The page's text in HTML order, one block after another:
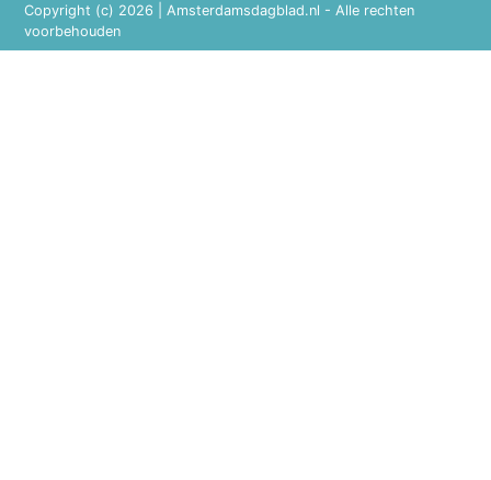
Copyright (c) 2026 | Amsterdamsdagblad.nl - Alle rechten
voorbehouden